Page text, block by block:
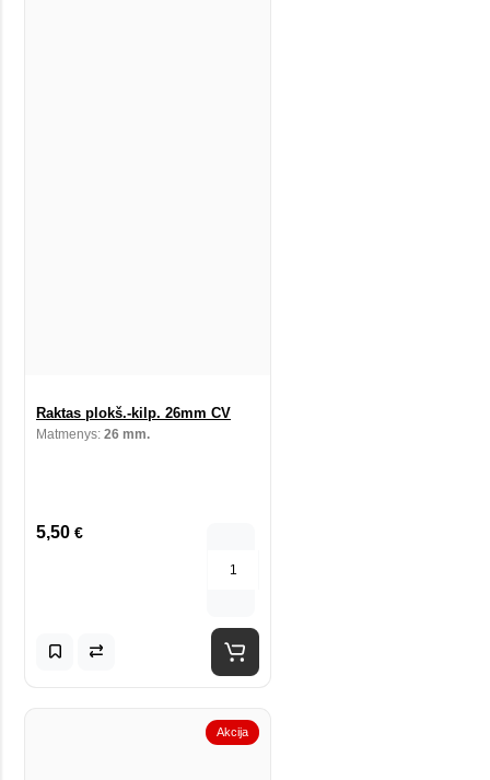
Raktas plokš.-kilp. 26mm CV
Matmenys: 26 mm.
5,50 €
Akcija